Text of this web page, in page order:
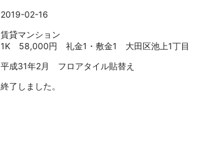
2019-02-16
賃貸マンション
1K 58,000円 礼金1・敷金1 大田区池上1丁目
平成31年2月 フロアタイル貼替え
終了しました。